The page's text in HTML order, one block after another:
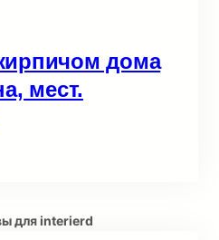
дома
мест.
для interierd